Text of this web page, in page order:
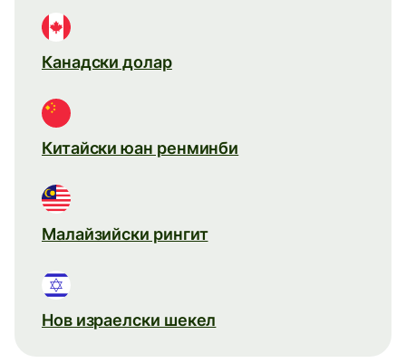
Канадски долар
Китайски юан ренминби
Малайзийски рингит
Нов израелски шекел